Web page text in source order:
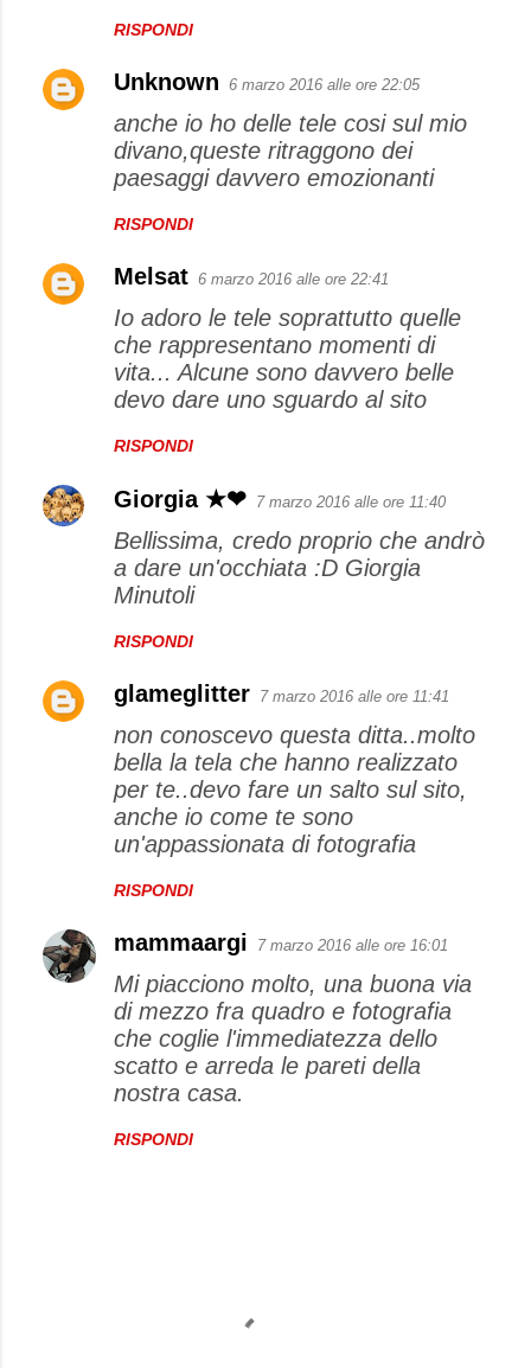
RISPONDI
Unknown 6 marzo 2016 alle ore 22:05
anche io ho delle tele cosi sul mio
divano,queste ritraggono dei
paesaggi davvero emozionanti
RISPONDI
Melsat 6 marzo 2016 alle ore 22:41
Io adoro le tele soprattutto quelle
che rappresentano momenti di
vita... Alcune sono davvero belle
devo dare uno sguardo al sito
RISPONDI
Giorgia ★❤ 7 marzo 2016 alle ore 11:40
Bellissima, credo proprio che andrò
a dare un'occhiata :D Giorgia
Minutoli
RISPONDI
glameglitter 7 marzo 2016 alle ore 11:41
non conoscevo questa ditta..molto
bella la tela che hanno realizzato
per te..devo fare un salto sul sito,
anche io come te sono
un'appassionata di fotografia
RISPONDI
mammaargi 7 marzo 2016 alle ore 16:01
Mi piacciono molto, una buona via
di mezzo fra quadro e fotografia
che coglie l'immediatezza dello
scatto e arreda le pareti della
nostra casa.
RISPONDI